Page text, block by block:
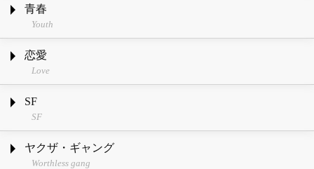
青春
Youth
恋愛
Love
SF
SF
ヤクザ・ギャング
Worthless gang